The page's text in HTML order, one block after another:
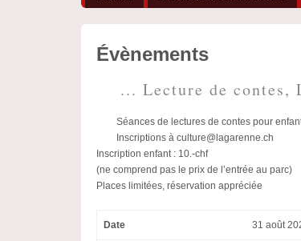
Évènements
... Lecture de contes,
Séances de lectures de contes pour
Inscriptions à culture@lagarenne.ch
Inscription enfant : 10.-chf
(ne comprend pas le prix de l’entrée au parc)
Places limitées, réservation appréciée
Date 31 août